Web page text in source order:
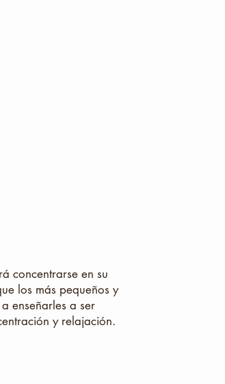
concentrarse en su
los más pequeños y
enseñarles a ser
y relajación.